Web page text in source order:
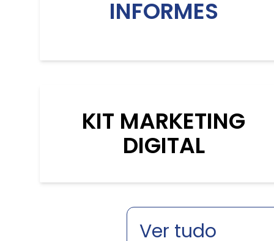
INFORMES
KIT MARKETING
DIGITAL